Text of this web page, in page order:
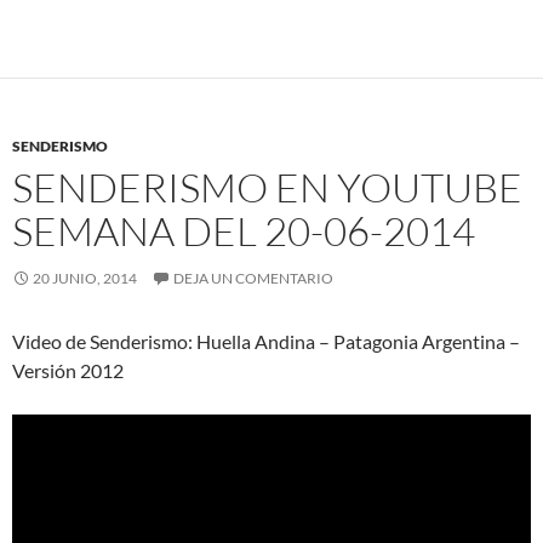
SENDERISMO
SENDERISMO EN YOUTUBE
SEMANA DEL 20-06-2014
20 JUNIO, 2014 DEJA UN COMENTARIO
Video de Senderismo: Huella Andina – Patagonia Argentina –
Versión 2012